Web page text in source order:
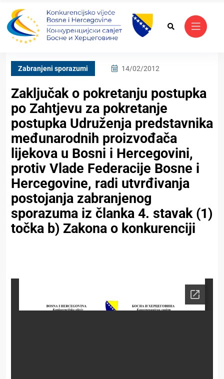
Zabranjeni sporazumi 14/02/2012
Zaključak o pokretanju postupka
po Zahtjevu za pokretanje
postupka Udruženja predstavnika
međunarodnih proizvođača
lijekova u Bosni i Hercegovini,
protiv Vlade Federacije Bosne i
Hercegovine, radi utvrđivanja
postojanja zabranjenog
sporazuma iz članka 4. stavak (1)
točka b) Zakona o konkurenciji